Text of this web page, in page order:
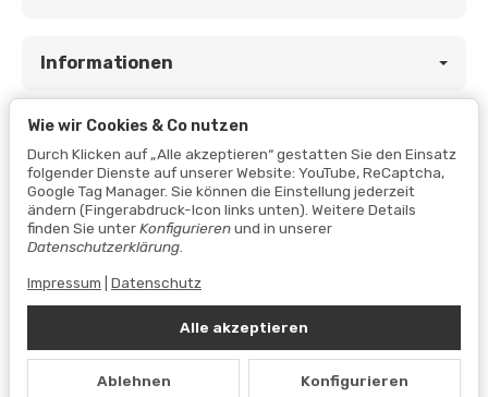
Informationen
Gesetzliche Informationen
Vertrag widerrufen
Alle akzeptieren
Ablehnen Konfigurieren
Wie wir Cookies & Co nutzen
Durch Klicken auf „Alle akzeptieren“ gestatten Sie den Einsatz
folgender Dienste auf unserer Website: YouTube, ReCaptcha,
Google Tag Manager. Sie können die Einstellung jederzeit
ändern (Fingerabdruck-Icon links unten). Weitere Details
finden Sie unterKonfigurierenund in unserer
Datenschutzerklärung.
Impressum Datenschutz